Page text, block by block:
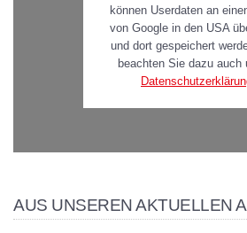
können Userdaten an
von Google in den USA
und dort gespeichert
beachten Sie dazu auch
AUS UNSEREN AKTUELLEN